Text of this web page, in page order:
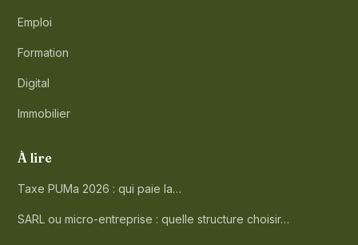
Emploi
Formation
Digital
Immobilier
À lire
Taxe PUMa 2026 : qui paie la…
SARL ou micro-entreprise : quelle structure choisir…